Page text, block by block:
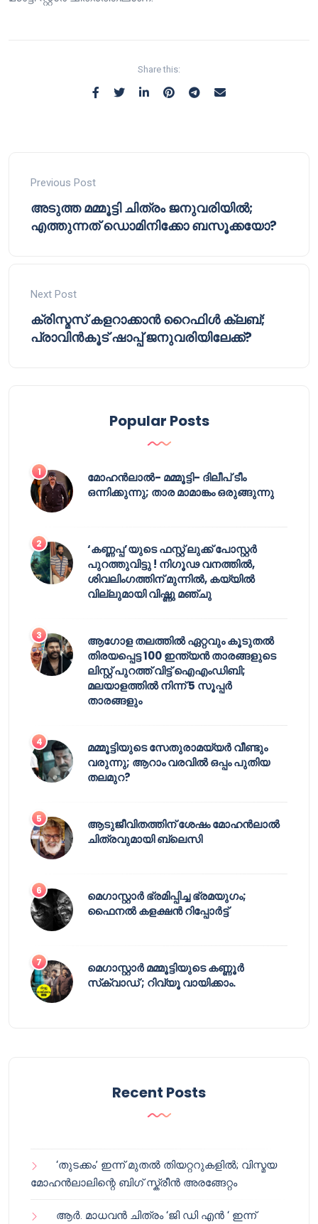
Share this:
Previous Post
അടുത്ത മമ്മൂട്ടി ചിത്രം ജനുവരിയിൽ;
എത്തുന്നത് ഡൊമിനിക്കോ ബസൂക്കയോ?
Next Post
ക്രിസ്മസ് കളറാക്കാൻ റൈഫിൾ ക്ലബ്;
പ്രാവിൻകൂട് ഷാപ്പ് ജനുവരിയിലേക്ക്?
Popular Posts
മോഹൻലാൽ- മമ്മൂട്ടി- ദിലീപ് ടീം
ഒന്നിക്കുന്നു; താര മാമാങ്കം ഒരുങ്ങുന്നു
‘കണ്ണപ്പ’യുടെ ഫസ്റ്റ് ലുക്ക് പോസ്റ്റർ
പുറത്തുവിട്ടു ! നിഗൂഢ വനത്തിൽ,
ശിവലിംഗത്തിന് മുന്നിൽ, കയ്യിൽ
വില്ലുമായി വിഷ്ണു മഞ്ചു
ആഗോള തലത്തിൽ ഏറ്റവും കൂടുതൽ
തിരയപ്പെട്ട 100 ഇന്ത്യൻ താരങ്ങളുടെ
ലിസ്റ്റ് പുറത്ത് വിട്ട് ഐഎംഡിബി;
മലയാളത്തിൽ നിന്ന് 5 സൂപ്പർ
താരങ്ങളും
മമ്മൂട്ടിയുടെ സേതുരാമയ്യർ വീണ്ടും
വരുന്നു; ആറാം വരവിൽ ഒപ്പം പുതിയ
തലമുറ?
ആടുജീവിതത്തിന് ശേഷം മോഹൻലാൽ
ചിത്രവുമായി ബ്ലെസി
മെഗാസ്റ്റാർ ഭ്രമിപ്പിച്ച ഭ്രമയുഗം;
ഫൈനൽ കളക്ഷൻ റിപ്പോർട്ട്
മെഗാസ്റ്റാർ മമ്മൂട്ടിയുടെ കണ്ണൂർ
സ്‌ക്വാഡ് ; റിവ്യൂ വായിക്കാം.
Recent Posts
‘തുടക്കം’ ഇന്ന് മുതൽ തിയറ്ററുകളിൽ; വിസ്മയ
മോഹൻലാലിന്റെ ബിഗ് സ്ക്രീൻ അരങ്ങേറ്റം
ആർ. മാധവൻ ചിത്രം ‘ജി ഡി എൻ ‘ ഇന്ന്